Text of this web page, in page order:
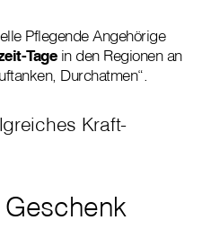
Pflegende Angehörige
Tagein den Regionen an
Durchatmen“.
Kraft-